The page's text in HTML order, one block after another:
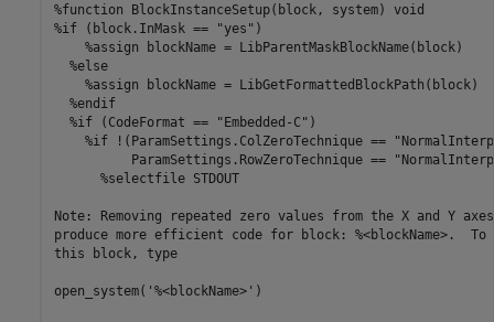
%function BlockInstanceSetup(block, system) void
%if (block.InMask == "yes")
    %assign blockName = LibParentMaskBlockName(block)
  %else
    %assign blockName = LibGetFormattedBlockPath(block)
  %endif
  %if (CodeFormat == "Embedded-C")
%if !(ParamSettings.ColZeroTechnique ==
ParamSettings.RowZeroTechnique ==
      %selectfile STDOUT
Note: Removing repeated zero values from the X and Y
produce more efficient code for block: %<blockName>.
this block, type
open_system('%<blockName>')